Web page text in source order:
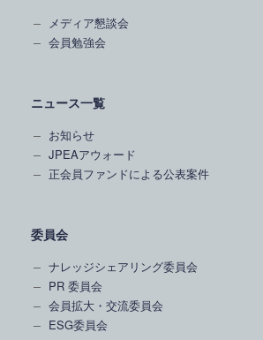
メディア懇談会
会員勉強会
ニュース一覧
お知らせ
JPEAアウォード
正会員ファンドによる公表案件
委員会
ナレッジシェアリング委員会
PR 委員会
会員拡大・交流委員会
ESG委員会